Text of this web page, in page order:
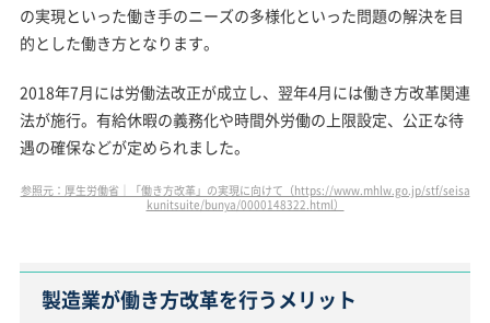
の実現といった働き手のニーズの多様化といった問題の解決を目
的とした働き方となります。
2018年7月には労働法改正が成立し、翌年4月には働き方改革関連
法が施行。有給休暇の義務化や時間外労働の上限設定、公正な待
遇の確保などが定められました。
参照元：厚生労働省｜「働き方改革」の実現に向けて（https://www.mhlw.go.jp/stf/seisa
kunitsuite/bunya/0000148322.html）
製造業が働き方改革を行うメリット